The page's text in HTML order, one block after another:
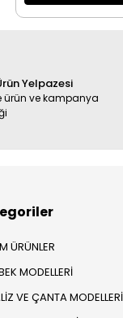
Yelpazesi
ürün ve kampanya
ÜRÜNLER
MODELLERİ
VE ÇANTA MODELLERİ